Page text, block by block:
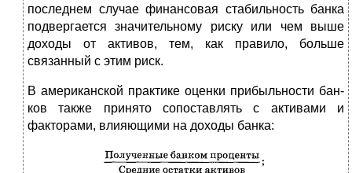
последнем случае финансовая стабильность банка
подвергается значительному риску или чем выше
доходы от активов, тем, как правило, больше
связанный с этим риск.
В американской практике оценки прибыльности бан­
ков также принято сопоставлять с активами и
факторами, влияющими на доходы банка: